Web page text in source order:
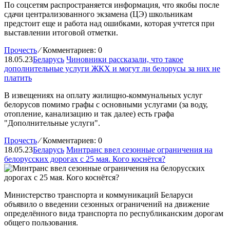
По соцсетям распространяется информация, что якобы после
сдачи централизованного экзамена (ЦЭ) школьникам
предстоит еще и работа над ошибками, которая учтется при
выставлении итоговой отметки.
Прочесть ⁄Комментариев: 0
18.05.23Беларусь Чиновники рассказали, что такое
дополнительные услуги ЖКХ и могут ли белорусы за них не
платить
В извещениях на оплату жилищно-коммунальных услуг
белорусов помимо графы с основными услугами (за воду,
отопление, канализацию и так далее) есть графа
"Дополнительные услуги".
Прочесть ⁄Комментариев: 0
18.05.23Беларусь Минтранс ввел сезонные ограничения на
белорусских дорогах с 25 мая. Кого коснётся?
Министерство транспорта и коммуникаций Беларуси
объявило о введении сезонных ограничений на движение
определённого вида транспорта по республиканским дорогам
общего пользования.